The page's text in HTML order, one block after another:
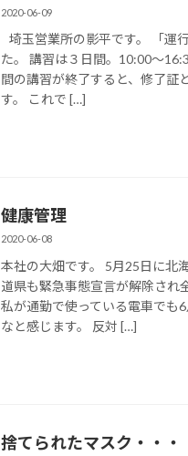
2020-06-09
埼玉営業所の影平です。 「運
た。 講習は３日間。10:00～
間の講習が終了すると、修了証
す。 これで […]
健康管理
2020-06-08
本社の大畑です。 5月25日に北
道県も緊急事態宣言が解除され
私が通勤で使っている電車でも
なと感じます。 反対 […]
捨てられたマスク・・・